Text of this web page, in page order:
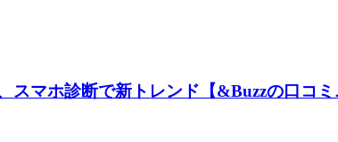
スマホ診断で新トレンド【&Buzzの口コミ